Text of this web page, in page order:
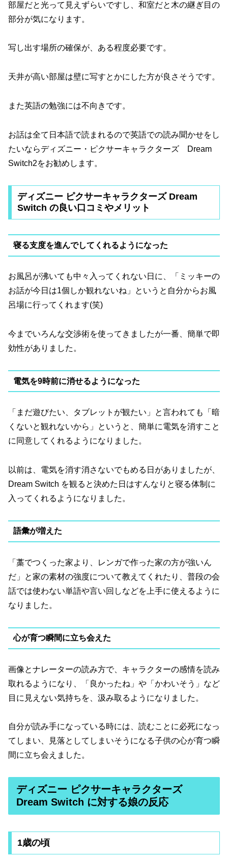
部屋だと光って見えずらいですし、和室だと木の継ぎ目の
部分が気になります。
写し出す場所の確保が、ある程度必要です。
天井が高い部屋は壁に写すとかにした方が良さそうです。
また英語の勉強には不向きです。
お話は全て日本語で読まれるので英語での読み聞かせをし
たいならディズニー・ピクサーキャラクターズ Dream
Switch2をお勧めします。
ディズニー ピクサーキャラクターズ Dream
Switch の良い口コミやメリット
寝る支度を進んでしてくれるようになった
お風呂が沸いても中々入ってくれない日に、「ミッキーの
お話が今日は1個しか観れないね」というと自分からお風
呂場に行ってくれます(笑)
今までいろんな交渉術を使ってきましたが一番、簡単で即
効性がありました。
電気を9時前に消せるようになった
「まだ遊びたい、タブレットが観たい」と言われても「暗
くないと観れないから」というと、簡単に電気を消すこと
に同意してくれるようになりました。
以前は、電気を消す消さないでもめる日がありましたが、
Dream Switch を観ると決めた日はすんなりと寝る体制に
入ってくれるようになりました。
語彙が増えた
「藁でつくった家より、レンガで作った家の方が強いん
だ」と家の素材の強度について教えてくれたり、普段の会
話では使わない単語や言い回しなどを上手に使えるように
なりました。
心が育つ瞬間に立ち会えた
画像とナレーターの読み方で、キャラクターの感情を読み
取れるようになり、「良かったね」や「かわいそう」など
目に見えない気持ちを、汲み取るようになりました。
自分が読み手になっている時には、読むことに必死になっ
てしまい、見落としてしまいそうになる子供の心が育つ瞬
間に立ち会えました。
ディズニー ピクサーキャラクターズ
Dream Switch に対する娘の反応
1歳の頃